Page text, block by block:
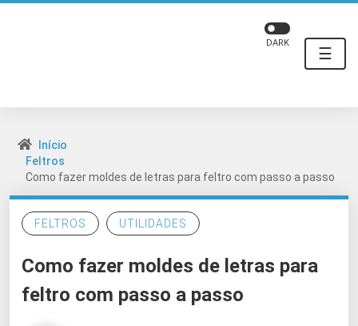
☰
DARK
Início
Feltros
Como fazer moldes de letras para feltro com passo a passo
FELTROS UTILIDADES
Como fazer moldes de letras para
feltro com passo a passo